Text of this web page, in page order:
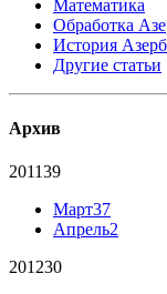
Математика
Обработка
История
Другие статьи
Архив
201139
Март37
Апрель2
201230